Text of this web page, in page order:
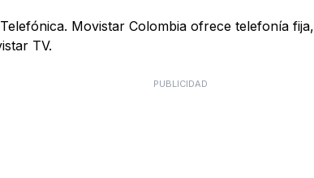
Movistar Colombia ofrece telefonía
TV.
PUBLICIDAD